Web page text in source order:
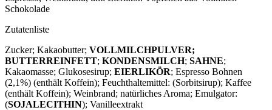
Schokolade
Zutatenliste
Zucker; Kakaobutter; VOLLMILCHPULVER;
BUTTERREINFETT; KONDENSMILCH; SAHNE;
Kakaomasse; Glukosesirup; EIERLIKÖR; Espresso Bohnen
(2,1%) (enthält Koffein); Feuchthaltemittel: (Sorbitsirup); Kaffee
(enthält Koffein); Weinbrand; natürliches Aroma; Emulgator:
(SOJALECITHIN); Vanilleextrakt